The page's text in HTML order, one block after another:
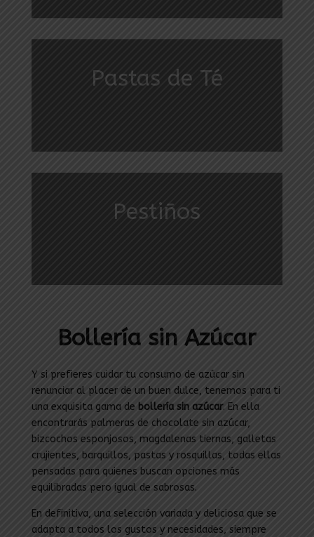
Pastas de Té
Pestiños
Bollería sin Azúcar
Y si prefieres cuidar tu consumo de azúcar sin
renunciar al placer de un buen dulce, tenemos para ti
una exquisita gama de bollería sin azúcar. En ella
encontrarás palmeras de chocolate sin azúcar,
bizcochos esponjosos, magdalenas tiernas, galletas
crujientes, barquillos, pastas y rosquillas, todas ellas
pensadas para quienes buscan opciones más
equilibradas pero igual de sabrosas.
En definitiva, una selección variada y deliciosa que se
adapta a todos los gustos y necesidades, siempre